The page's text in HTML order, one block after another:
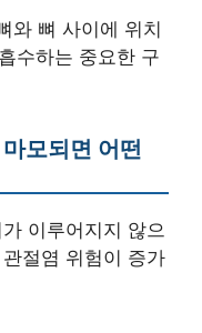
와 뼈 사이에 위치
수하는 중요한 구
모되면 어떤
이루어지지 않으
절염 위험이 증가